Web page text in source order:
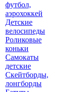
футбол,
аэрохоккей
Детские
велосипеды
Роликовые
коньки
Самокаты
детские
Скейтборды,
лонгборды